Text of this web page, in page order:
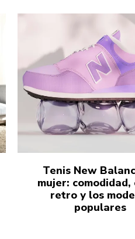
Tenis New
mujer:
retro y los
populares